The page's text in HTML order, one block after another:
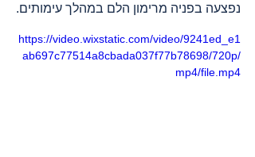
נפצעה בפניה מרימון הלם במהלך עימותים.
https://video.wixstatic.com/video/9241ed_e1
ab697c77514a8cbada037f77b78698/720p/
mp4/file.mp4